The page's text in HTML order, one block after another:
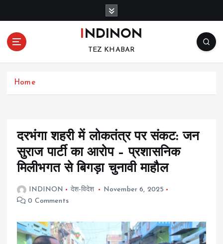
o
INDINON
TEZ KHABAR
Home
दरभंगा शहरी में लोकतंत्र पर संकट: जन
सुराज पार्टी का आरोप – प्रशासनिक
मिलीभगत से बिगड़ा चुनावी माहौल
INDINON देश-विदेश
November 6, 2025
0 Comments